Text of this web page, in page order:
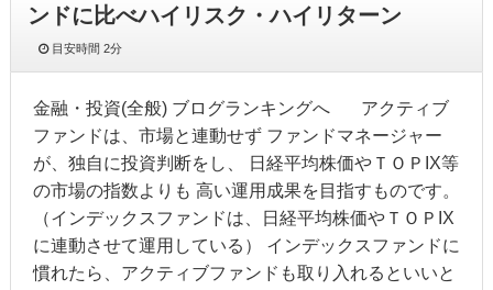
ンドに比べハイリスク・ハイリターン
目安時間2分
金融・投資(全般) ブログランキングへ アクティブ
ファンドは、市場と連動せず ファンドマネージャー
が、独自に投資判断をし、 日経平均株価やＴＯＰIX等
の市場の指数よりも 高い運用成果を目指すものです。
（インデックスファンドは、日経平均株価やＴＯＰIX
に連動させて運用している） インデックスファンドに
慣れたら、アクティブファンドも取り入れるといいと